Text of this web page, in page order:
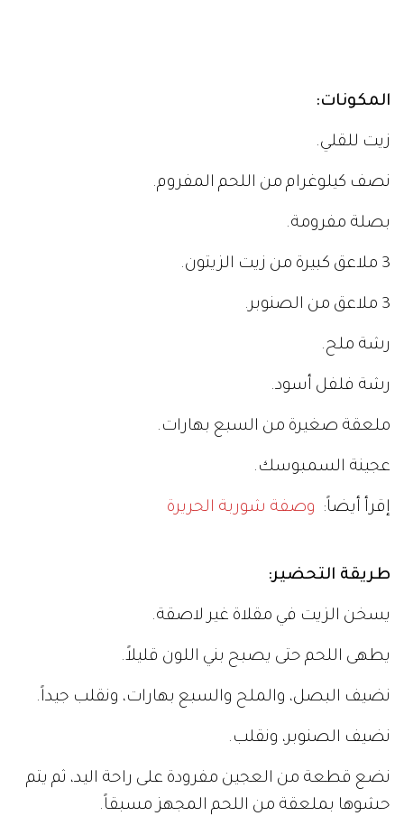
المكونات:
زيت للقلي.
نصف كيلوغرام من اللحم المفروم.
بصلة مفرومة.
3 ملاعق كبيرة من زيت الزيتون.
3 ملاعق من الصنوبر.
رشة ملح.
رشة فلفل أسود.
ملعقة صغيرة من السبع بهارات.
عجينة السمبوسك.
إقرأ أيضاً: وصفة شوربة الحريرة
طريقة التحضير:
يسخن الزيت في مقلاة غير لاصقة.
يطهى اللحم حتى يصبح بني اللون قليلاً.
نضيف البصل، والملح والسبع بهارات، ونقلب جيداً.
نضيف الصنوبر، ونقلب.
نضع قطعة من العجين مفرودة على راحة اليد، ثم يتم
حشوها بملعقة من اللحم المجهز مسبقاً.